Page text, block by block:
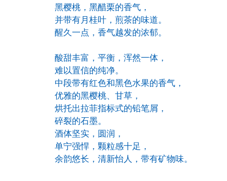
黑樱桃，黑醋栗的香气，
并带有月桂叶，煎茶的味道。
醒久一点，香气越发的浓郁。
酸甜丰富，平衡，浑然一体，
难以置信的纯净。
中段带有红色和黑色水果的香气，
优雅的黑樱桃、甘草，
烘托出拉菲指标式的铅笔屑，
碎裂的石墨。
酒体坚实，圆润，
单宁强悍，颗粒感十足，
余韵悠长，清新怡人，带有矿物味。